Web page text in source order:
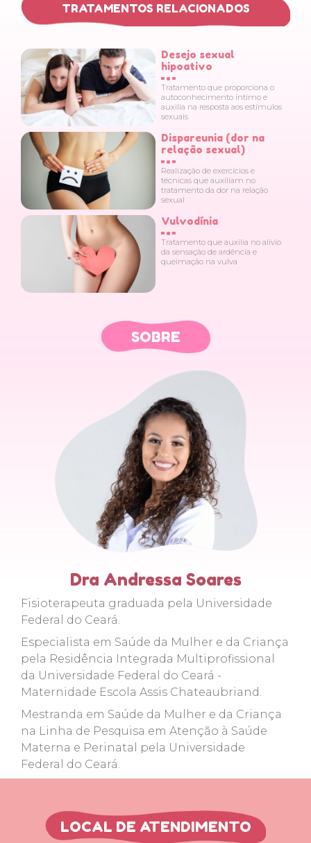
TRATAMENTOS RELACIONADOS
Desejo sexual
hipoativo
Tratamento que proporciona o
autoconhecimento íntimo e
auxilia na resposta aos estímulos
sexuais
Dispareunia (dor na
relação sexual)
Realização de exercícios e
técnicas que auxiliam no
tratamento da dor na relação
sexual
Vulvodínia
Tratamento que auxilia no alívio
da sensação de ardência e
queimação na vulva
SOBRE
Dra Andressa Soares
Fisioterapeuta graduada pela Universidade
Federal do Ceará.
Especialista em Saúde da Mulher e da Criança
pela Residência Integrada Multiprofissional
da Universidade Federal do Ceará -
Maternidade Escola Assis Chateaubriand.
Mestranda em Saúde da Mulher e da Criança
na Linha de Pesquisa em Atenção à Saúde
Materna e Perinatal pela Universidade
Federal do Ceará.
LOCAL DE ATENDIMENTO